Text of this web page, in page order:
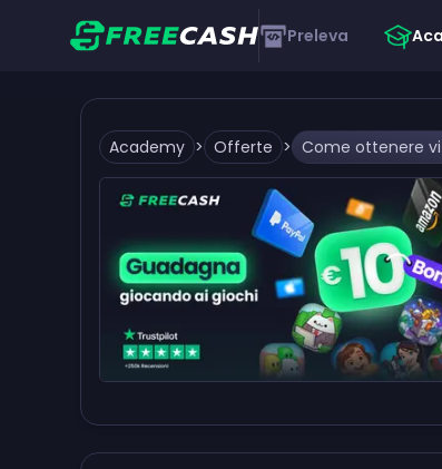
Preleva
Academy > Offerte >